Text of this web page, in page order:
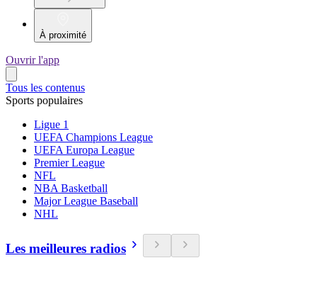
À proximité
Ouvrir l'app
Tous les contenus
Sports populaires
Ligue 1
UEFA Champions League
UEFA Europa League
Premier League
NFL
NBA Basketball
Major League Baseball
NHL
Les meilleures radios